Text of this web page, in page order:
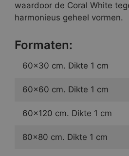
waardoor de Coral White
harmonieus geheel vormen.
Formaten:
60×30 cm. Dikte 1 cm
60×60 cm. Dikte 1 cm
60×120 cm. Dikte 1 cm
80×80 cm. Dikte 1 cm